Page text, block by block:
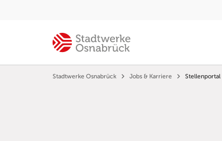
Stadtwerke Osnabrück Jobs & Karriere Stellenportal